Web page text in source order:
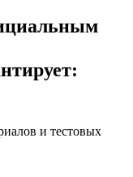
и тестовых